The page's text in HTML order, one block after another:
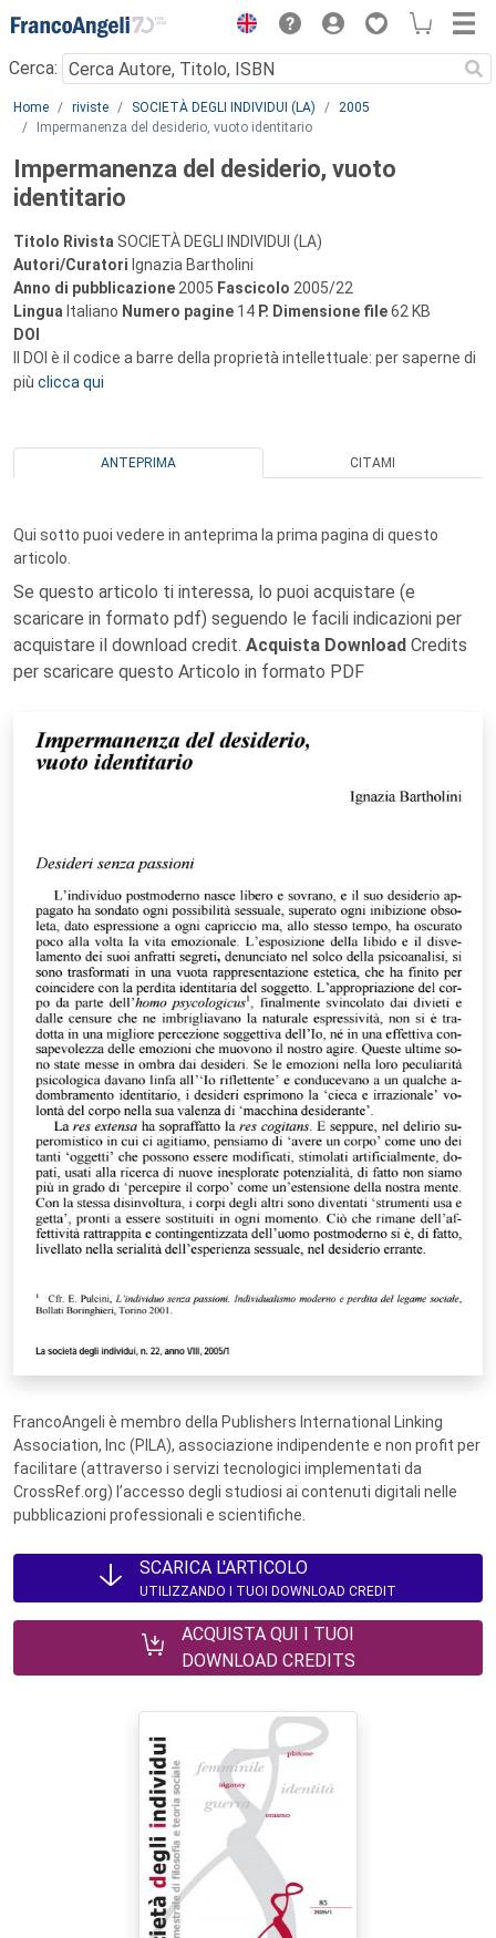
Menu
Cerca:
Main content
Home riviste SOCIETÀ DEGLI INDIVIDUI (LA)
2005
Impermanenza del desiderio, vuoto identitario
Impermanenza del desiderio, vuoto
identitario
Titolo Rivista SOCIETÀ DEGLI INDIVIDUI (LA)
Autori/Curatori Ignazia Bartholini
Anno di pubblicazione 2005 Fascicolo 2005/22
Lingua Italiano Numero pagine 14 P. Dimensione file62 KB
DOI
Il DOI è il codice a barre della proprietà intellettuale: per saperne di
più clicca qui
ANTEPRIMA CITAMI
Qui sotto puoi vedere in anteprima la prima pagina di questo
articolo.
Se questo articolo ti interessa, lo puoi acquistare (e
scaricare in formato pdf) seguendo le facili indicazioni per
acquistare il download credit. Acquista Download Credits
per scaricare questo Articolo in formato PDF
FrancoAngeli è membro della Publishers International Linking
Association, Inc (PILA), associazione indipendente e non profit per
facilitare (attraverso i servizi tecnologici implementati da
CrossRef.org) l’accesso degli studiosi ai contenuti digitali nelle
pubblicazioni professionali e scientifiche.
SCARICA L'ARTICOLO
UTILIZZANDO I TUOI DOWNLOAD CREDIT
ACQUISTA QUI I TUOI
DOWNLOAD CREDITS